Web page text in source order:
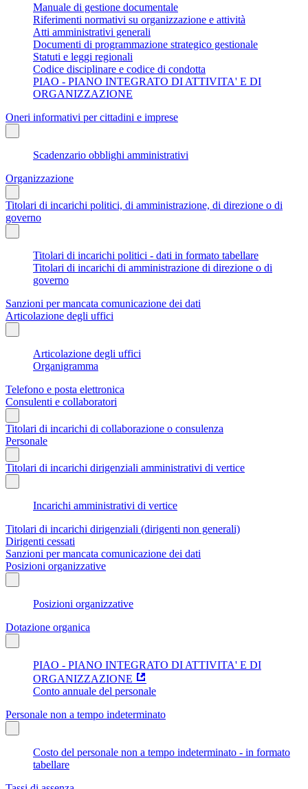
Manuale di gestione documentale
Riferimenti normativi su organizzazione e attività
Atti amministrativi generali
Documenti di programmazione strategico gestionale
Statuti e leggi regionali
Codice disciplinare e codice di condotta
PIAO - PIANO INTEGRATO DI ATTIVITA' E DI
ORGANIZZAZIONE
Oneri informativi per cittadini e imprese
Scadenzario obblighi amministrativi
Organizzazione
Titolari di incarichi politici, di amministrazione, di direzione o di
governo
Titolari di incarichi politici - dati in formato tabellare
Titolari di incarichi di amministrazione di direzione o di
governo
Sanzioni per mancata comunicazione dei dati
Articolazione degli uffici
Articolazione degli uffici
Organigramma
Telefono e posta elettronica
Consulenti e collaboratori
Titolari di incarichi di collaborazione o consulenza
Personale
Titolari di incarichi dirigenziali amministrativi di vertice
Incarichi amministrativi di vertice
Titolari di incarichi dirigenziali (dirigenti non generali)
Dirigenti cessati
Sanzioni per mancata comunicazione dei dati
Posizioni organizzative
Posizioni organizzative
Dotazione organica
PIAO - PIANO INTEGRATO DI ATTIVITA' E DI
ORGANIZZAZIONE
Conto annuale del personale
Personale non a tempo indeterminato
Costo del personale non a tempo indeterminato - in formato
tabellare